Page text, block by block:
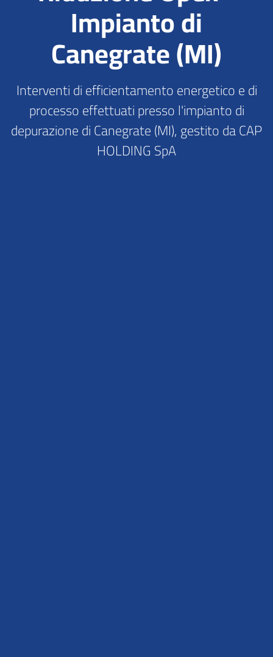
Impianto di
Canegrate (MI)
Interventi di efficientamento energetico e di
processo effettuati presso l'impianto di
depurazione di Canegrate (MI), gestito da CAP
HOLDING SpA